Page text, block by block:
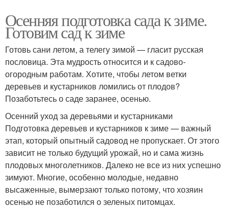
Осенняя подготовка сада к зиме.
Готовим сад к зиме
Готовь сани летом, а телегу зимой — гласит русская
пословица. Эта мудрость относится и к садово-
огородным работам. Хотите, чтобы летом ветки
деревьев и кустарников ломились от плодов?
Позаботьтесь о саде заранее, осенью.
Осенний уход за деревьями и кустарниками
Подготовка деревьев и кустарников к зиме — важный
этап, который опытный садовод не пропускает. От этого
зависит не только будущий урожай, но и сама жизнь
плодовых многолетников. Далеко не все из них успешно
зимуют. Многие, особенно молодые, недавно
высаженные, вымерзают только потому, что хозяин
осенью не позаботился о зеленых питомцах.